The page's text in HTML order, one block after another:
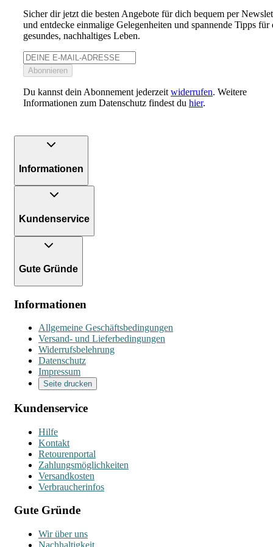
Sicher dir jetzt die besten Angebote für dich bequem per
und entdecke einmalige Gelegenheiten und spannende Tipps für
gesundes, nachhaltiges Leben.
Abonnieren
Du kannst dein Abonnement jederzeit widerrufen. Weitere
Informationen zum Datenschutz findest du hier.
Informationen
Kundenservice
Gute Gründe
Informationen
Allgemeine Geschäftsbedingungen
Versand- und Lieferbedingungen
Widerrufsbelehrung
Datenschutz
Impressum
Seite drucken
Kundenservice
Hilfe
Kontakt
Retourenportal
Zahlungsmöglichkeiten
Versandkosten
Verbraucherinfos
Gute Gründe
Wir über uns
Nachhaltigkeit